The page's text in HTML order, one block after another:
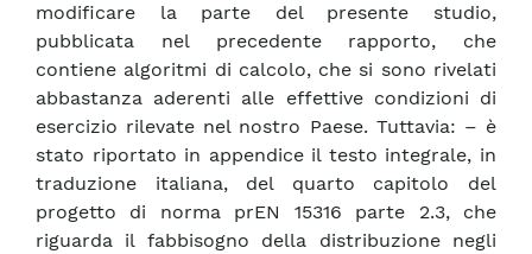
modificare la parte del presente studio,
pubblicata nel precedente rapporto, che
contiene algoritmi di calcolo, che si sono rivelati
abbastanza aderenti alle effettive condizioni di
esercizio rilevate nel nostro Paese. Tuttavia: – è
stato riportato in appendice il testo integrale, in
traduzione italiana, del quarto capitolo del
progetto di norma prEN 15316 parte 2.3, che
riguarda il fabbisogno della distribuzione negli